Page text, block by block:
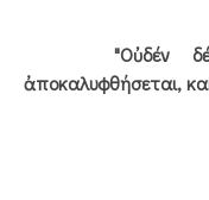
"Οὐδέν δέ
ἀποκαλυφθήσεται,